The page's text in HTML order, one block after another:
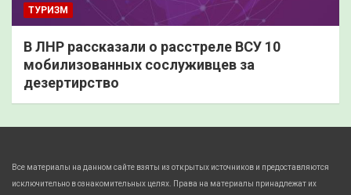
ТУРИЗМ
В ЛНР рассказали о расстреле ВСУ 10
мобилизованных сослуживцев за
дезертирство
Все материалы на данном сайте взяты из открытых источников и предоставляются
исключительно в ознакомительных целях. Права на материалы принадлежат их